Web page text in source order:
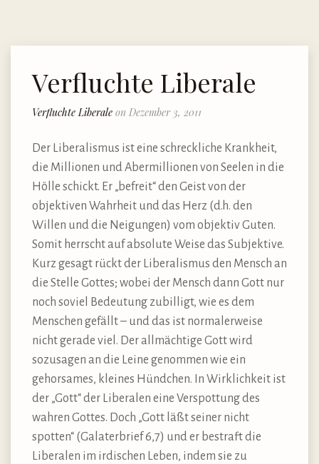
Verfluchte Liberale
Verfluchte Liberale on Dezember 3, 2011
Der Liberalismus ist eine schreckliche Krankheit,
die Millionen und Abermillionen von Seelen in die
Hölle schickt. Er „befreit“ den Geist von der
objektiven Wahrheit und das Herz (d.h. den
Willen und die Neigungen) vom objektiv Guten.
Somit herrscht auf absolute Weise das Subjektive.
Kurz gesagt rückt der Liberalismus den Mensch an
die Stelle Gottes; wobei der Mensch dann Gott nur
noch soviel Bedeutung zubilligt, wie es dem
Menschen gefällt – und das ist normalerweise
nicht gerade viel. Der allmächtige Gott wird
sozusagen an die Leine genommen wie ein
gehorsames, kleines Hündchen. In Wirklichkeit ist
der „Gott“ der Liberalen eine Verspottung des
wahren Gottes. Doch „Gott läßt seiner nicht
spotten“ (Galaterbrief 6,7) und er bestraft die
Liberalen im irdischen Leben, indem sie zu